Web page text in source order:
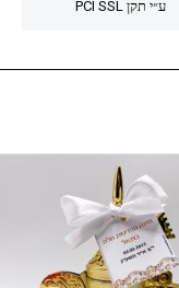
ע״י תקן PCI SSL